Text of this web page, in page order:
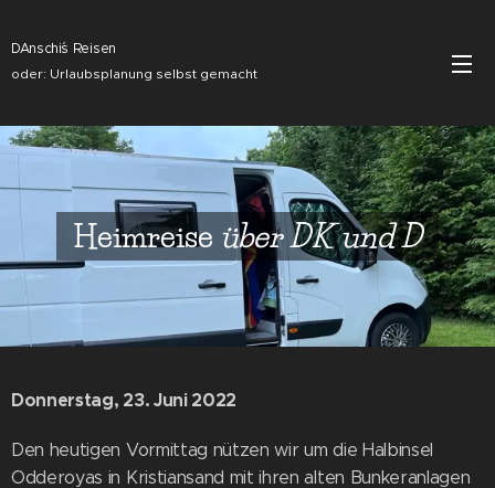
DAnschi´s Reisen
oder: Urlaubsplanung selbst gemacht
Heimreise über DK und D
Donnerstag, 23. Juni 2022
Den heutigen Vormittag nützen wir um die Halbinsel
Odderoyas in Kristiansand mit ihren alten Bunkeranlagen